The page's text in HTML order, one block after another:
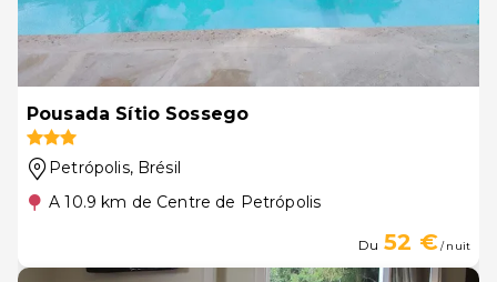
Pousada Sítio Sossego
Petrópolis, Brésil
A 10.9 km de Centre de Petrópolis
Du 52 €/ nuit